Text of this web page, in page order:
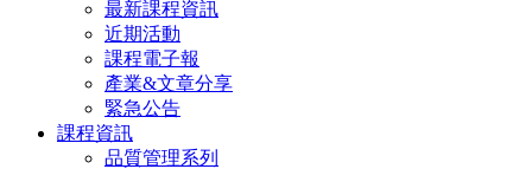
最新課程資訊
近期活動
課程電子報
產業&文章分享
緊急公告
課程資訊
品質管理系列